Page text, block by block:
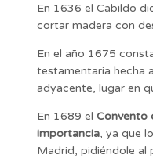
En 1636 el Cabildo
cortar madera con
En el año 1675
testamentaria hecha
adyacente, lugar en
En 1689 el Convento
importancia, ya que
Madrid, pidiéndole al